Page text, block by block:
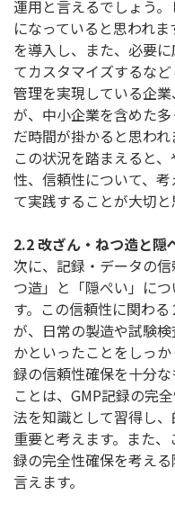
運用と言えるでしょう
になっていると思われ
を導入し、また、必要
てカスタマイズするな
管理を実現している企
が、中小企業を含めた
だ時間が掛かると思われ
この状況を踏まえると
性、信頼性について、
て実践することが大切と
2.2 改ざん・ねつ造と隠
次に、記録・データの
つ造」と「隠ぺい」に
す。この信頼性に関わ
が、日常の製造や試験
かといったことをしっ
録の信頼性確保を十分
ことは、GMP記録の完
法を知識として習得し
重要と考えます。また
録の完全性確保を考え
言えます。